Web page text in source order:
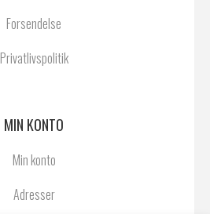
Forsendelse
Privatlivspolitik
MIN KONTO
Min konto
Adresser